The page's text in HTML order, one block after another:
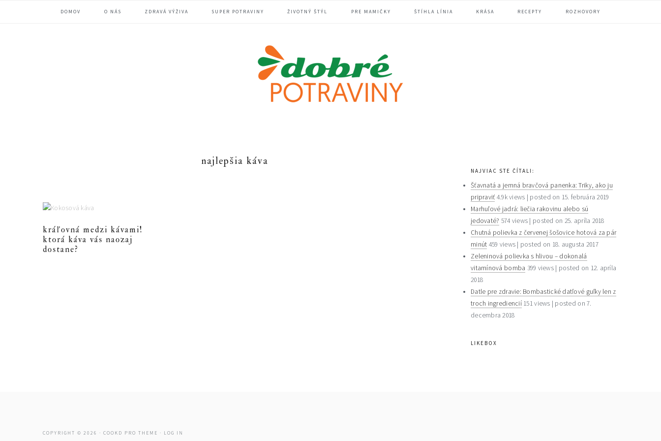
DOMOV O NÁS ZDRAVÁ VÝŽIVA SUPER POTRAVINY ŽIVOTNÝ ŠTÝL PRE MAMIČKY ŠTÍHLA LÍNIA KRÁSA RECEPTY ROZHOVORY
najlepšia káva
kráľovná medzi kávami!
ktorá káva vás naozaj
dostane?
primary
sidebar
NAJVIAC STE ČÍTALI:
Šťavnatá a jemná bravčová panenka: Triky, ako ju
pripraviť 4.9k views | posted on 15. februára 2019
Marhuľové jadrá: liečia rakovinu alebo sú
jedovaté? 574 views | posted on 25. apríla 2018
Chutná polievka z červenej šošovice hotová za pár
minút 459 views | posted on 18. augusta 2017
Zeleninová polievka s hlivou – dokonalá
vitamínová bomba 399 views | posted on 12. apríla
2018
Datle pre zdravie: Bombastické datľové guľky len z
troch ingrediencií 151 views | posted on 7.
decembra 2018
LIKEBOX
COPYRIGHT © 2026 · COOKD PRO THEME · LOG IN